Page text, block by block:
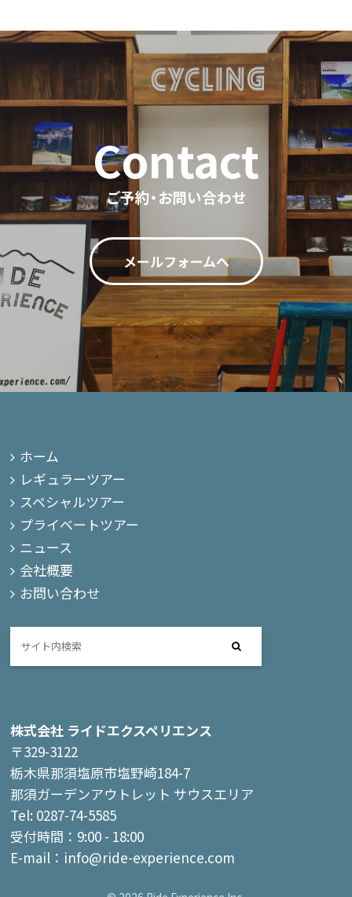
ご予約・お問い合わせ
メールフォームへ
ホーム
レギュラーツアー
スペシャルツアー
プライベートツアー
ニュース
会社概要
お問い合わせ
株式会社 ライドエクスペリエンス
〒329-3122
栃木県那須塩原市塩野崎184-7
那須ガーデンアウトレット サウスエリア
Tel: 0287-74-5585
受付時間：9:00 - 18:00
E-mail：info@ride-experience.com